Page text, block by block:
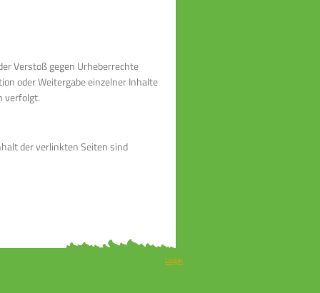
Verstoß gegen Urheberrechte
oder Weitergabe einzelner Inhalte
verfolgt.
der verlinkten Seiten sind
Login